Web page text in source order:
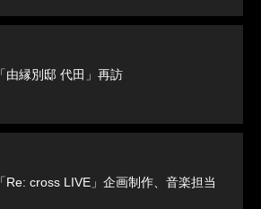
「由縁別邸 代田」再訪
「Re: cross LIVE」企画制作、音楽担当